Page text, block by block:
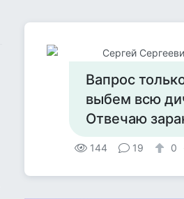
Сергей
Вапрос
выбем всю
Отвечаю
144 19 0